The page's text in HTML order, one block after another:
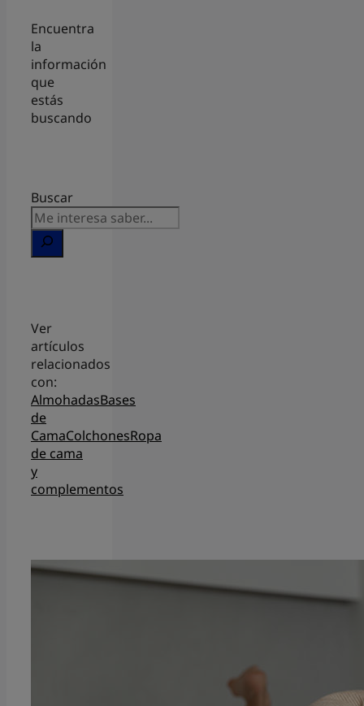
Encuentra
la
información
que
estás
buscando
Buscar
Ver
artículos
relacionados
con:
AlmohadasBases
de
CamaColchonesRopa
de cama
y
complementos